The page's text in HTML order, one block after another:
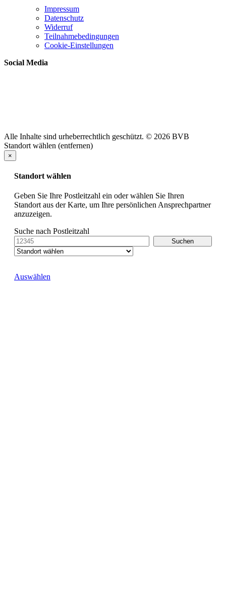
Impressum
Datenschutz
Widerruf
Teilnahmebedingungen
Cookie-Einstellungen
Social Media
Alle Inhalte sind urheberrechtlich geschützt. © 2026 BVB
Standort wählen (entfernen)
×
Standort wählen
Geben Sie Ihre Postleitzahl ein oder wählen Sie Ihren
Standort aus der Karte, um Ihre persönlichen Ansprechpartner
anzuzeigen.
Suche nach Postleitzahl
Auswählen